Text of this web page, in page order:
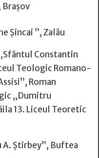
Braşov
Șincai ”, Zalău
Constantin
Teologic Romano-
Roman
,,Dumitru
13. Liceul Teoretic
A. Știrbey”, Buftea